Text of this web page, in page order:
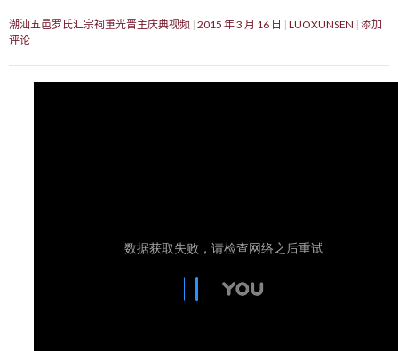
潮汕五邑罗氏汇宗祠重光晋主庆典视频 2015 年 3 月 16 日 LUOXUNSEN 添加
评论